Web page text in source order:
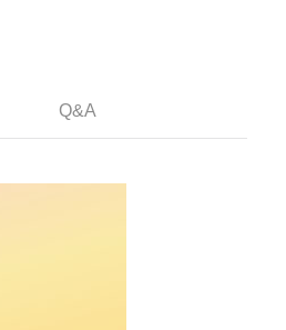
Q&A